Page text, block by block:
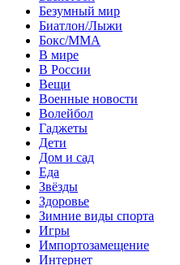
Безумный мир
Биатлон/Лыжи
Бокс/MMA
В мире
В России
Вещи
Военные новости
Волейбол
Гаджеты
Дети
Дом и сад
Еда
Звёзды
Здоровье
Зимние виды спорта
Игры
Импортозамещение
Интернет